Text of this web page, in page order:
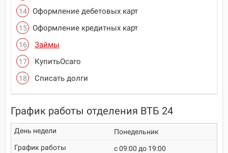
Оформление дебетовых карт
Оформление кредитных карт
Займы
КупитьОсаго
Списать долги
График работы отделения ВТБ 24
Понедельник
c 09:00 до 19:00